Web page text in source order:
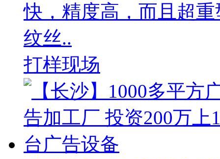
快，精度高，而且超
纹丝..
打样现场